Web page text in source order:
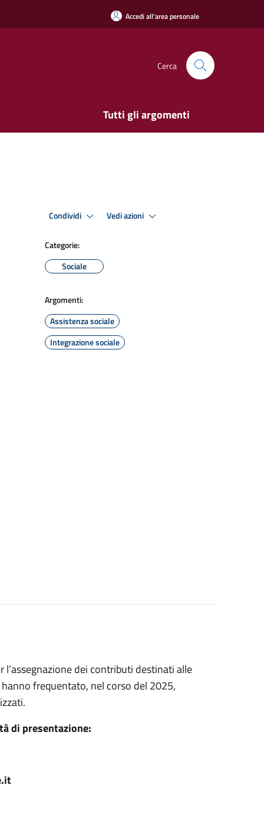
Accedi all'area personale
Cerca
Tutti gli argomenti
Condividi Vedi azioni
Categorie:
Sociale
Argomenti:
Assistenza sociale
Integrazione sociale
l’assegnazione dei contributi destinati alle
frequentato, nel corso del 2025,
di presentazione: